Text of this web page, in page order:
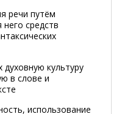
речи путём
средств
духовную культуру
в слове и
использование